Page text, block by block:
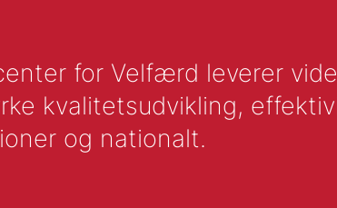
for Velfærd leverer
kvalitetsudvikling,
og nationalt.